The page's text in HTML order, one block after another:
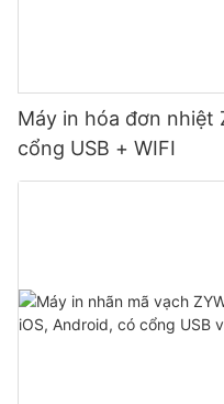
Máy in hóa đơn nhiệt
cổng USB + WIFI